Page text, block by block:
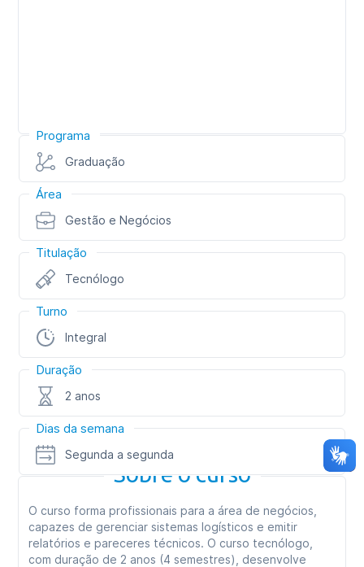
Programa
Graduação
Área
Gestão e Negócios
Titulação
Tecnólogo
Turno
Integral
Duração
2 anos
Dias da semana
Segunda a segunda
Sobre o curso
O curso forma profissionais para a área de negócios,
capazes de gerenciar sistemas logísticos e emitir
relatórios e pareceres técnicos. O curso tecnólogo,
com duração de 2 anos (4 semestres), desenvolve